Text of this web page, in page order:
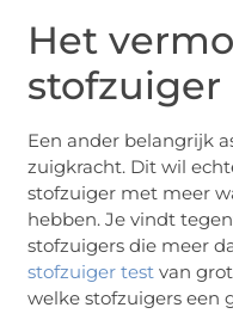
Het
stofzuiger
Een ander belangrijk
zuigkracht. Dit wil
stofzuiger met meer
hebben. Je vindt
stofzuigers die meer
stofzuiger test van
welke stofzuigers een